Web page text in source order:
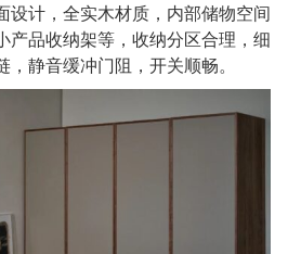
设计，全实木材质，内部储物空间
产品收纳架等，收纳分区合理，细
静音缓冲门阻，开关顺畅。